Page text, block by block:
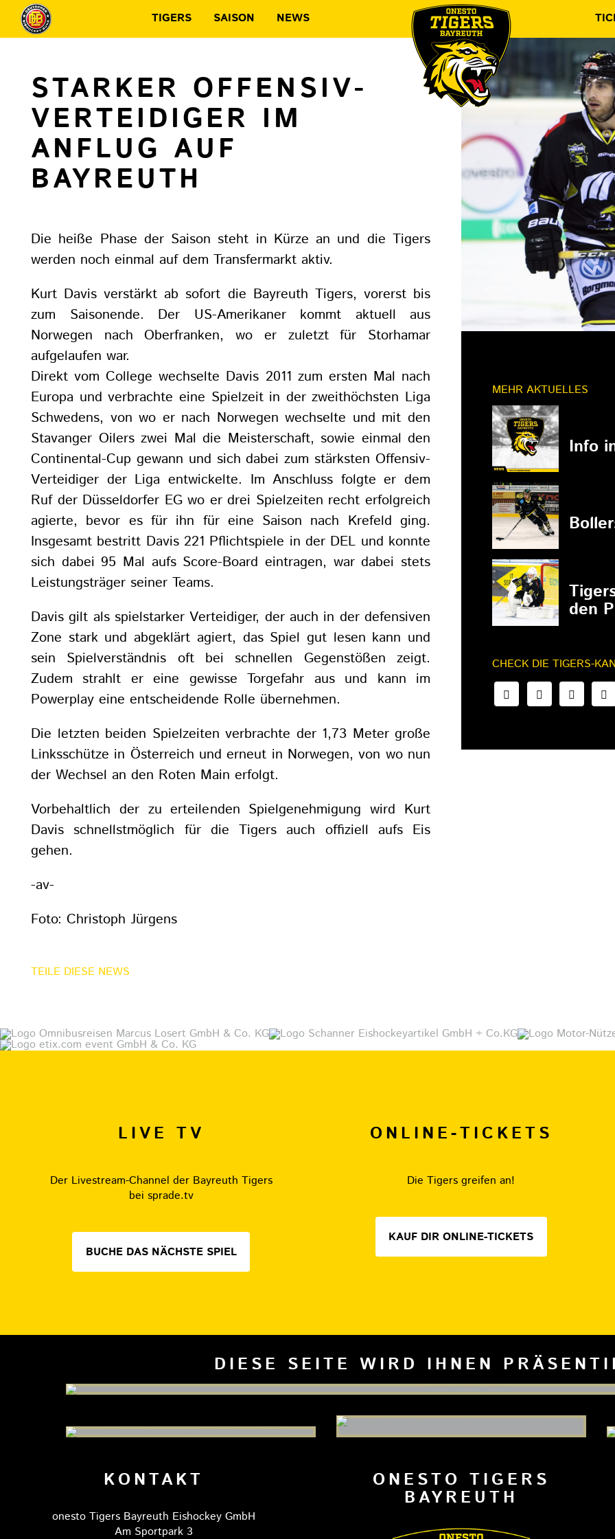
TIGERS SAISON NEWS
STARKER OFFENSIV-
VERTEIDIGER IM
ANFLUG AUF
BAYREUTH
Die heiße Phase der Saison steht in Kürze an und die Tigers
werden noch einmal auf dem Transfermarkt aktiv.
Kurt Davis verstärkt ab sofort die Bayreuth Tigers, vorerst bis
zum Saisonende. Der US-Amerikaner kommt aktuell aus
Norwegen nach Oberfranken, wo er zuletzt für Storhamar
aufgelaufen war.
Direkt vom College wechselte Davis 2011 zum ersten Mal nach
Europa und verbrachte eine Spielzeit in der zweithöchsten Liga
Schwedens, von wo er nach Norwegen wechselte und mit den
Stavanger Oilers zwei Mal die Meisterschaft, sowie einmal den
Continental-Cup gewann und sich dabei zum stärksten Offensiv-
Verteidiger der Liga entwickelte. Im Anschluss folgte er dem
Ruf der Düsseldorfer EG wo er drei Spielzeiten recht erfolgreich
agierte, bevor es für ihn für eine Saison nach Krefeld ging.
Insgesamt bestritt Davis 221 Pflichtspiele in der DEL und konnte
sich dabei 95 Mal aufs Score-Board eintragen, war dabei stets
Leistungsträger seiner Teams.
Davis gilt als spielstarker Verteidiger, der auch in der defensiven
Zone stark und abgeklärt agiert, das Spiel gut lesen kann und
sein Spielverständnis oft bei schnellen Gegenstößen zeigt.
Zudem strahlt er eine gewisse Torgefahr aus und kann im
Powerplay eine entscheidende Rolle übernehmen.
Die letzten beiden Spielzeiten verbrachte der 1,73 Meter große
Linksschütze in Österreich und erneut in Norwegen, von wo nun
der Wechsel an den Roten Main erfolgt.
Vorbehaltlich der zu erteilenden Spielgenehmigung wird Kurt
Davis schnellstmöglich für die Tigers auch offiziell aufs Eis
gehen.
-av-
Foto: Christoph Jürgens
TEILE DIESE NEWS
MEHR AKTUELLES
Info
den
CHECK DIE TIGERS-
LIVE TV
Der Livestream-Channel der Bayreuth Tigers
bei sprade.tv
BUCHE DAS NÄCHSTE SPIEL
ONLINE-TICKETS
Die Tigers greifen an!
KAUF DIR ONLINE-TICKETS
DIESE SEITE WIRD IHNEN
KONTAKT
onesto Tigers Bayreuth Eishockey GmbH
Am Sportpark 3
ONESTO TIGERS
BAYREUTH